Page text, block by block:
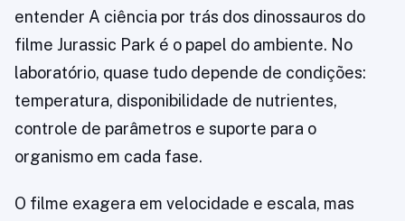
entender A ciência por trás dos dinossauros do
filme Jurassic Park é o papel do ambiente. No
laboratório, quase tudo depende de condições:
temperatura, disponibilidade de nutrientes,
controle de parâmetros e suporte para o
organismo em cada fase.
O filme exagera em velocidade e escala, mas